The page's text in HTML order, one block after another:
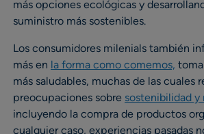
más opciones ecológicas y
suministro más sostenibles.
Los consumidores milenials también
más en la forma como comemos,
más saludables, muchas de las cuales
preocupaciones sobre sostenibilidad
incluyendo la compra de productos
cualquier caso, experiencias pasadas